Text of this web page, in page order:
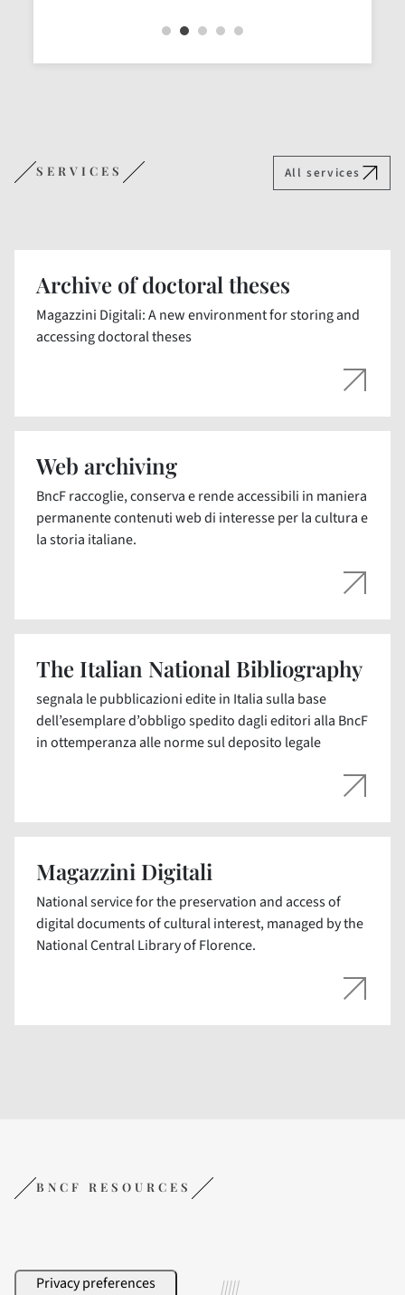
SERVICES All services
Archive of doctoral theses
Magazzini Digitali: A new environment for storing and
accessing doctoral theses
Web archiving
BncF raccoglie, conserva e rende accessibili in maniera
permanente contenuti web di interesse per la cultura e
la storia italiane.
The Italian National Bibliography
segnala le pubblicazioni edite in Italia sulla base
dell’esemplare d’obbligo spedito dagli editori alla BncF
in ottemperanza alle norme sul deposito legale
Magazzini Digitali
National service for the preservation and access of
digital documents of cultural interest, managed by the
National Central Library of Florence.
BNCF RESOURCES